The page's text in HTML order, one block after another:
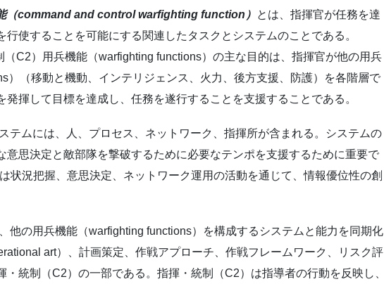
（command and control warfighting function ） とは、指揮官が任務を達
行使することを可能にする関連したタスクとシステムのことである。
（C2）用兵機能（warfighting functions）の主な目的は、指揮官が他の用兵
）（移動と機動、インテリジェンス、火力、後方支援、防護）を各階層で
発揮して目標を達成し、任務を遂行することを支援することである。
テムには、人、プロセス、ネットワーク、指揮所が含まれる。システムの
意思決定と敵部隊を撃破するために必要なテンポを支援するために重要で
状況把握、意思決定、ネットワーク運用の活動を通じて、情報優位性の創
他の用兵機能（warfighting functions）を構成するシステムと能力を同期化
art）、計画策定、作戦アプローチ、作戦フレームワーク、リスク評
・統制（C2）の一部である。指揮・統制（C2）は指導者の行動を反映し、